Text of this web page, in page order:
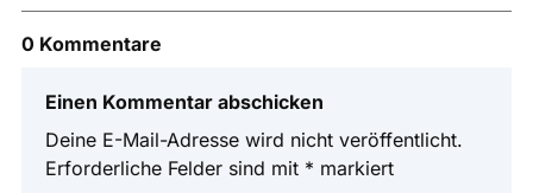
0 Kommentare
Einen Kommentar abschicken
Deine E-Mail-Adresse wird nicht veröffentlicht.
Erforderliche Felder sind mit * markiert